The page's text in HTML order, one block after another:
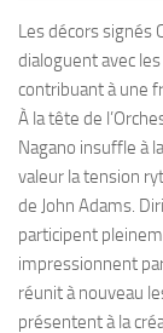
Les décors signés
dialoguent avec
contribuant à une
À la tête de
Nagano insuffle à
valeur la tension
de John Adams.
participent
impressionnent
réunit à nouveau
présentent à la